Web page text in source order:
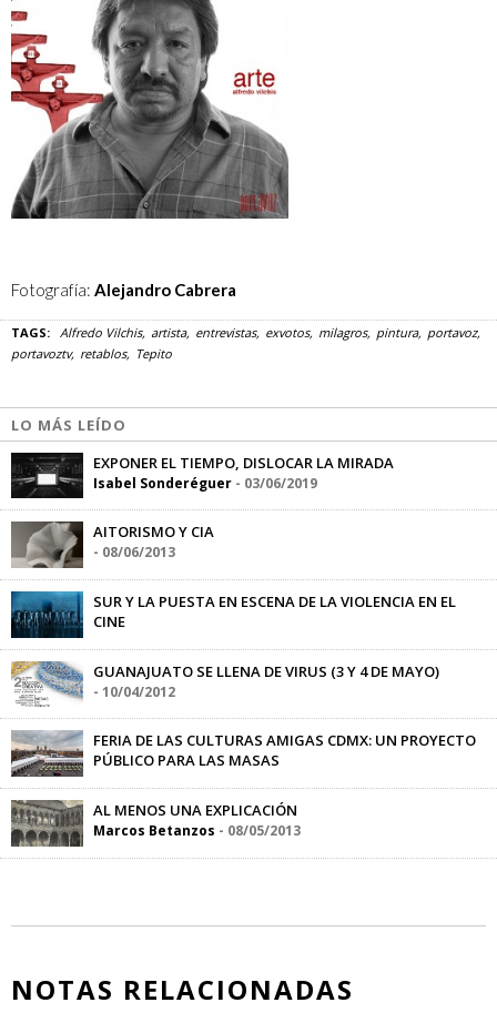
Fotografía: Alejandro Cabrera
TAGS: Alfredo Vilchis artista entrevistas exvotos milagros pintura portavoz
portavoztv retablos Tepito
LO MÁS LEÍDO
EXPONER EL TIEMPO, DISLOCAR LA MIRADA
Isabel Sonderéguer - 03/06/2019
AITORISMO Y CIA
- 08/06/2013
SUR Y LA PUESTA EN ESCENA DE LA VIOLENCIA EN EL
CINE
GUANAJUATO SE LLENA DE VIRUS (3 Y 4 DE MAYO)
- 10/04/2012
FERIA DE LAS CULTURAS AMIGAS CDMX: UN PROYECTO
PÚBLICO PARA LAS MASAS
AL MENOS UNA EXPLICACIÓN
Marcos Betanzos - 08/05/2013
NOTAS RELACIONADAS